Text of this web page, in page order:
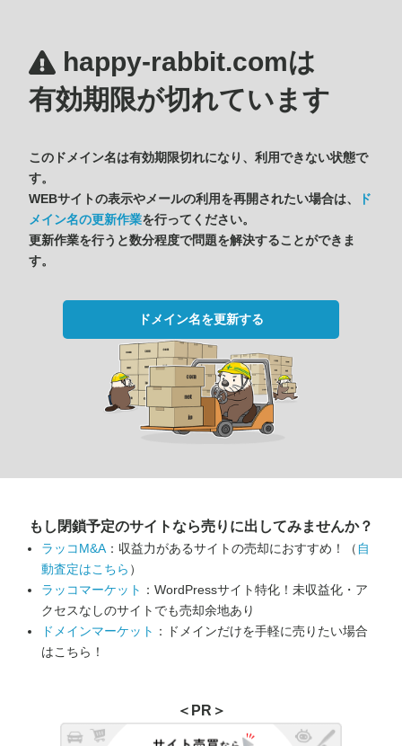
happy-rabbit.comは
有効期限が切れています
このドメイン名は有効期限切れになり、利用できない状態で
す。
WEBサイトの表示やメールの利用を再開されたい場合は、
ド
メイン名の更新作業を行ってください。
更新作業を行うと数分程度で問題を解決することができま
す。
ドメイン名を更新する
もし閉鎖予定のサイトなら売りに出してみませんか？
ラッコM&A ：収益力があるサイトの売却におすすめ！（ 自
動査定はこちら ）
ラッコマーケット ：WordPressサイト特化！未収益化・ア
クセスなしのサイトでも売却余地あり
ドメインマーケット ：ドメインだけを手軽に売りたい場合
はこちら！
＜PR＞